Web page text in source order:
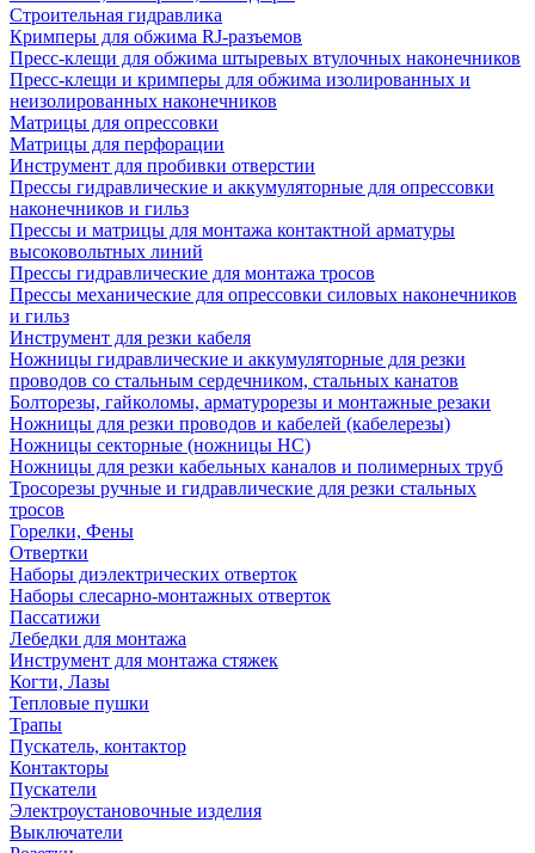
Строительная гидравлика
Кримперы для обжима RJ-разъемов
Пресс-клещи для обжима штыревых втулочных наконечников
Пресс-клещи и кримперы для обжима изолированных и
неизолированных наконечников
Матрицы для опрессовки
Матрицы для перфорации
Инструмент для пробивки отверстии
Прессы гидравлические и аккумуляторные для опрессовки
наконечников и гильз
Прессы и матрицы для монтажа контактной арматуры
высоковольтных линий
Прессы гидравлические для монтажа тросов
Прессы механические для опрессовки силовых наконечников
и гильз
Инструмент для резки кабеля
Ножницы гидравлические и аккумуляторные для резки
проводов со стальным сердечником, стальных канатов
Болторезы, гайколомы, арматурорезы и монтажные резаки
Ножницы для резки проводов и кабелей (кабелерезы)
Ножницы секторные (ножницы НС)
Ножницы для резки кабельных каналов и полимерных труб
Тросорезы ручные и гидравлические для резки стальных
тросов
Горелки, Фены
Отвертки
Наборы диэлектрических отверток
Наборы слесарно-монтажных отверток
Пассатижи
Лебедки для монтажа
Инструмент для монтажа стяжек
Когти, Лазы
Тепловые пушки
Трапы
Пускатель, контактор
Контакторы
Пускатели
Электроустановочные изделия
Выключатели